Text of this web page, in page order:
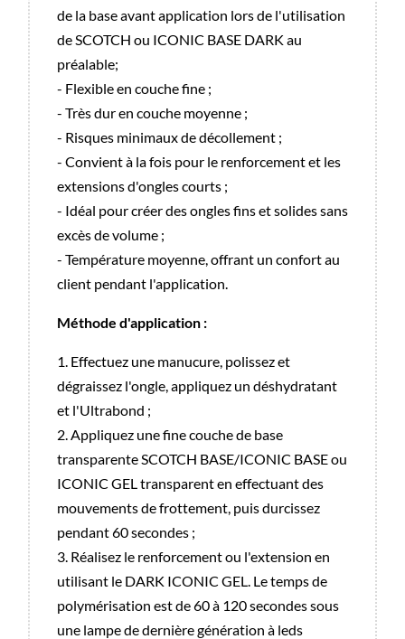
de la base avant application lors de l'utilisation
de SCOTCH ou ICONIC BASE DARK au
préalable;
- Flexible en couche fine ;
- Très dur en couche moyenne ;
- Risques minimaux de décollement ;
- Convient à la fois pour le renforcement et les
extensions d'ongles courts ;
- Idéal pour créer des ongles fins et solides sans
excès de volume ;
- Température moyenne, offrant un confort au
client pendant l'application.
Méthode d'application :
1. Effectuez une manucure, polissez et
dégraissez l'ongle, appliquez un déshydratant
et l'Ultrabond ;
2. Appliquez une fine couche de base
transparente SCOTCH BASE/ICONIC BASE ou
ICONIC GEL transparent en effectuant des
mouvements de frottement, puis durcissez
pendant 60 secondes ;
3. Réalisez le renforcement ou l'extension en
utilisant le DARK ICONIC GEL. Le temps de
polymérisation est de 60 à 120 secondes sous
une lampe de dernière génération à leds